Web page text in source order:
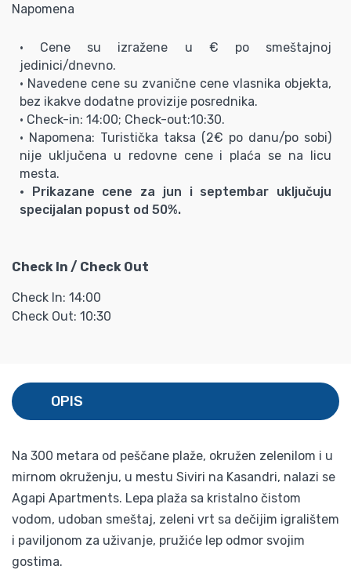
Napomena
• Cene su izražene u € po smeštajnoj
jedinici/dnevno.
• Navedene cene su zvanične cene vlasnika objekta,
bez ikakve dodatne provizije posrednika.
• Check-in: 14:00; Check-out:10:30.
• Napomena: Turistička taksa (2€ po danu/po sobi)
nije uključena u redovne cene i plaća se na licu
mesta.
• Prikazane cene za jun i septembar uključuju
specijalan popust od 50%.
Check In / Check Out
Check In: 14:00
Check Out: 10:30
OPIS
Na 300 metara od peščane plaže, okružen zelenilom i u
mirnom okruženju, u mestu Siviri na Kasandri, nalazi se
Agapi Apartments. Lepa plaža sa kristalno čistom
vodom, udoban smeštaj, zeleni vrt sa dečijim igralištem
i paviljonom za uživanje, pružiće lep odmor svojim
gostima.